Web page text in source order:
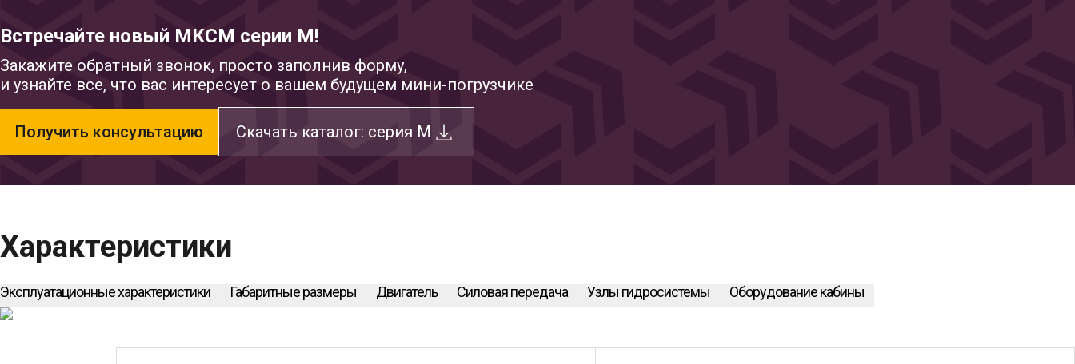
Встречайте новый МКСМ серии М!
Закажите обратный звонок, просто заполнив форму,
и узнайте все, что вас интересует о вашем будущем мини-погрузчике
Получить консультацию Скачать каталог: серия М
Характеристики
Эксплуатационные характеристики Габаритные размеры Двигатель Силовая передача Узлы гидросистемы Оборудование кабины